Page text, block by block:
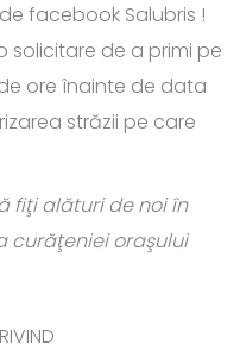
facebook Salubris !
solicitare de a primi pe
ore înainte de data
străzii pe care
fiţi alături de noi în
curăţeniei oraşului